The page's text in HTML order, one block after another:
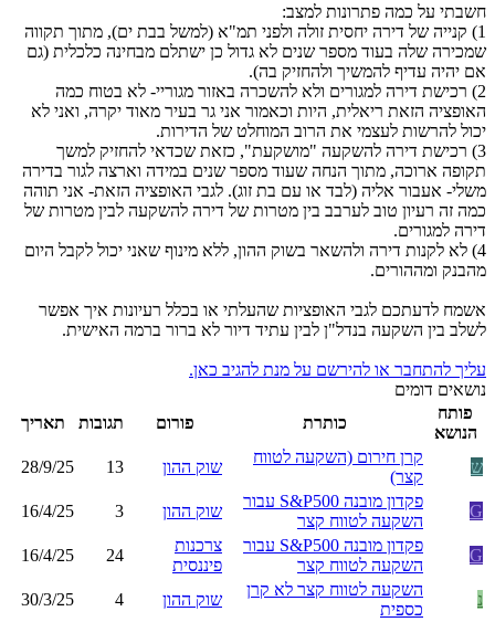
חשבתי על כמה פתרונות למצב:
1) קנייה של דירה יחסית זולה ולפני תמ"א (למשל בבת ים), מתוך תקווה
שמכירה שלה בעוד מספר שנים לא גדול כן ישתלם מבחינה כלכלית (גם
אם יהיה עדיף להמשיך ולהחזיק בה).
2) רכישת דירה למגורים ולא להשכרה באזור מגוריי- לא בטוח כמה
האופציה הזאת ריאלית, היות וכאמור אני גר בעיר מאוד יקרה, ואני לא
יכול להרשות לעצמי את הרוב המוחלט של הדירות.
3) רכישת דירה להשקעה "מושקעת", כזאת שכדאי להחזיק למשך
תקופה ארוכה, מתוך הנחה שעוד מספר שנים במידה וארצה לגור בדירה
משלי- אעבור אליה (לבד או עם בת זוג). לגבי האופציה הזאת- אני תוהה
כמה זה רעיון טוב לערבב בין מטרות של דירה להשקעה לבין מטרות של
דירה למגורים.
4) לא לקנות דירה ולהשאר בשוק ההון, ללא מינוף שאני יכול לקבל היום
מהבנק ומההורים.
אשמח לדעתכם לגבי האופציות שהעלתי או בכלל רעיונות איך אפשר
לשלב בין השקעה בנדל"ן לבין עתיד דיור לא ברור ברמה האישית.
עליך להתחבר או להירשם על מנת להגיב כאן.
נושאים דומים
פותח
הנושא
כותרת פורום תגובות תאריך
ש
קרן חירום (השקעה לטווח
קצר)
שוק ההון 13
28/9/25
G
פקדון מובנה S&P500 עבור
השקעה לטווח קצר
שוק ההון 3
16/4/25
G
פקדון מובנה S&P500 עבור
השקעה לטווח קצר
צרכנות
פיננסית
24
16/4/25
נ
השקעה לטווח קצר לא קרן
כספית
שוק ההון 4
30/3/25